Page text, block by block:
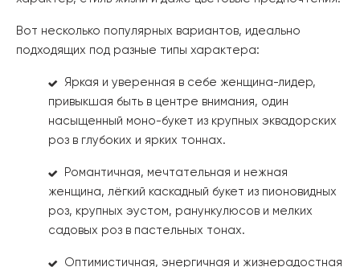
Вот несколько популярных вариантов, идеально
подходящих под разные типы характера:
Яркая и уверенная в себе женщина-лидер,
привыкшая быть в центре внимания, один
насыщенный моно-букет из крупных эквадорских
роз в глубоких и ярких тоннах.
Романтичная, мечтательная и нежная
женщина, лёгкий каскадный букет из пионовидных
роз, крупных эустом, ранункулюсов и мелких
садовых роз в пастельных тонах.
Оптимистичная, энергичная и жизнерадостная